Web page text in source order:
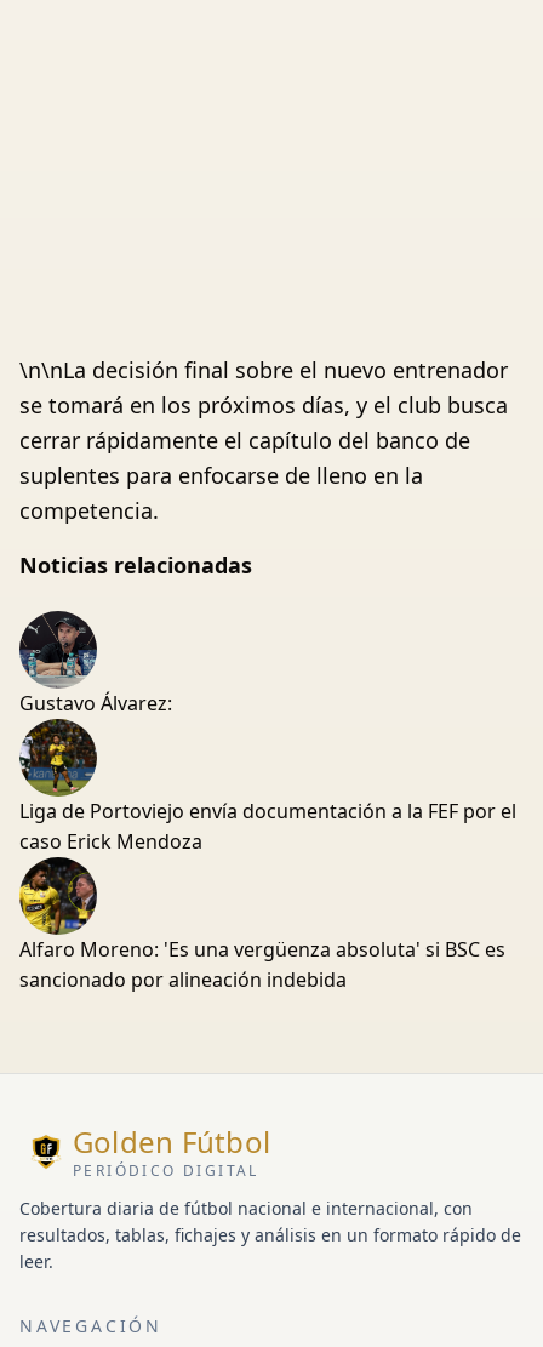
\n\nLa decisión final sobre el nuevo entrenador
se tomará en los próximos días, y el club busca
cerrar rápidamente el capítulo del banco de
suplentes para enfocarse de lleno en la
competencia.
Noticias relacionadas
Gustavo Álvarez:
Liga de Portoviejo envía documentación a la FEF por el
caso Erick Mendoza
Alfaro Moreno: 'Es una vergüenza absoluta' si BSC es
sancionado por alineación indebida
Golden Fútbol
PERIÓDICO DIGITAL
Cobertura diaria de fútbol nacional e internacional, con
resultados, tablas, fichajes y análisis en un formato rápido de
leer.
NAVEGACIÓN